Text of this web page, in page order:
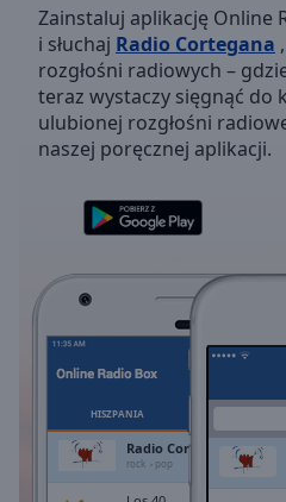
Skip
Forward
Mute
Current
Time0:00
Duration-:-
Seek to
live,
behind
Zainstaluj aplikację Online
i słuchaj Radio Cortegana
rozgłośni radiowych –
teraz wystaczy sięgnąć do
ulubionej rozgłośni
naszej poręcznej aplikacji.
HISZPANIA
Radio Cortegana
rock pop